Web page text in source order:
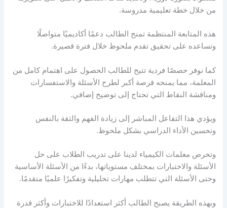
من خلال خطة تعليمية مدروسة.
هذه المتابعة المنتظمة تمنح الطالب دعمًا أكاديميًا متواصلًا
وتساعده على تحقيق تقدم ملحوظ خلال فترة قصيرة.
كما نوفر حصصًا فردية تتيح للطالب الحصول على اهتمام كامل من
المعلمة، مما يمنحه فرصة أكبر لطرح الأسئلة والاستفسارات
ومناقشة النقاط التي تحتاج إلى توضيح إضافي.
ويؤدي هذا التفاعل المباشر إلى زيادة الفهم والثقة بالنفس
وتحسين الأداء الدراسي بشكل ملحوظ.
وتحرص معلمات الكيمياء لدينا على تدريب الطلاب على حل
الأسئلة والاختبارات بمختلف مستوياتها، بدءًا من الأسئلة الأساسية
وحتى الأسئلة التي تتطلب مهارات تحليلية وتفكيرًا علميًا متقدمًا.
وبهذه الطريقة يصبح الطالب أكثر استعدادًا للاختبارات وأكثر قدرة